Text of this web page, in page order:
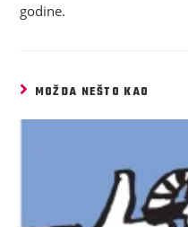
godine.
MOŽDA NEŠTO KAO